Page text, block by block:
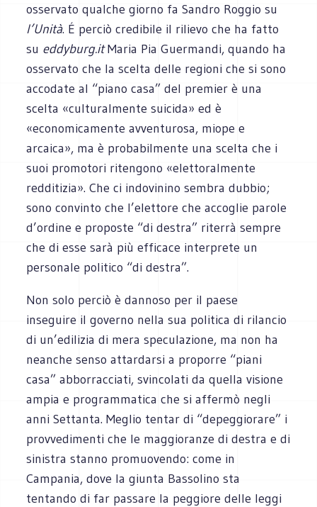
osservato qualche giorno fa Sandro Roggio su
l’Unità. É perciò credibile il rilievo che ha fatto
su eddyburg.itMaria Pia Guermandi, quando ha
osservato che la scelta delle regioni che si sono
accodate al “piano casa” del premier è una
scelta «culturalmente suicida» ed è
«economicamente avventurosa, miope e
arcaica», ma è probabilmente una scelta che i
suoi promotori ritengono «elettoralmente
redditizia». Che ci indovinino sembra dubbio;
sono convinto che l’elettore che accoglie parole
d’ordine e proposte “di destra” riterrà sempre
che di esse sarà più efficace interprete un
personale politico “di destra”.
Non solo perciò è dannoso per il paese
inseguire il governo nella sua politica di rilancio
di un’edilizia di mera speculazione, ma non ha
neanche senso attardarsi a proporre “piani
casa” abborracciati, svincolati da quella visione
ampia e programmatica che si affermò negli
anni Settanta. Meglio tentar di “depeggiorare” i
provvedimenti che le maggioranze di destra e di
sinistra stanno promuovendo: come in
Campania, dove la giunta Bassolino sta
tentando di far passare la peggiore delle leggi